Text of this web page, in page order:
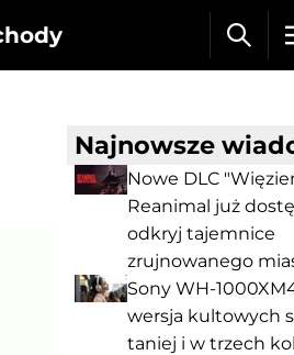
Najnowsze
Nowe DLC
Reanimal już
odkryj tajemnice
zrujnowanego
Sony WH-
wersja kultowych
taniej i w trzech